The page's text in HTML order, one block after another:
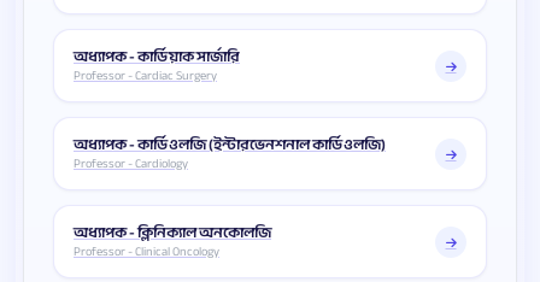
অধ্যাপক - কার্ডিয়াক সার্জারি
Professor - Cardiac Surgery
অধ্যাপক - কার্ডিওলজি (ইন্টারভেনশনাল কার্ডিওলজি)
Professor - Cardiology
অধ্যাপক - ক্লিনিক্যাল অনকোলজি
Professor - Clinical Oncology